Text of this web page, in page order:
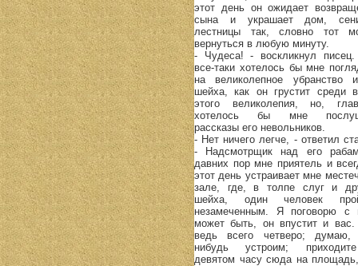
этот день он ожидает
сына и украшает дом,
лестницы так, словно тот
вернуться в любую минуту.
- Чудеса! - воскликнул
все-таки хотелось бы мне
на великолепное убранство
шейха, как он грустит среди
этого великолепия, но,
хотелось бы мне
рассказы его невольников.
- Нет ничего легче, - ответил
- Надсмотрщик над его
давних пор мне приятель и
этот день устраивает мне
зале, где, в толпе слуг и
шейха, один человек
незамеченным. Я поговорю с
может быть, он впустит и
ведь всего четверо; думаю,
нибудь устроим;
девятом часу сюда на